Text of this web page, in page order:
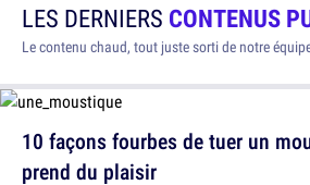
LES DERNIERS CONTENUS
Le contenu chaud, tout juste sorti de notre
10 façons fourbes de tuer un
prend du plaisir